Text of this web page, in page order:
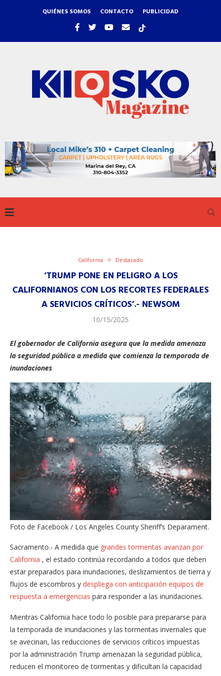
QUIÉNES SOMOS CONTACTO PUBLICIDAD
California Destacado
‘TRUMP PONE EN PELIGRO A LOS
CALIFORNIANOS CON LOS RECORTES FEDERALES
A SERVICIOS CRÍTICOS’.- NEWSOM
10/15/2025
El gobernador de California asegura que la medida amenaza
la seguridad pública a medida que comienza la temporada de
inundaciones
Foto de Facebook / Los Angeles County Sheriff’s Deparament.
Sacramento.- A medida que grandes tormentas avanzan por
California , el estado continúa recordando a todos que deben
estar preparados para inundaciones, deslizamientos de tierra y
flujos de escombros y despliega con anticipación equipos de
respuesta a emergencias para responder a las inundaciones.
Mientras California hace todo lo posible para prepararse para
la temporada de inundaciones y las tormentas invernales que
se avecinan, las reducciones de servicios críticos impuestas
por la administración Trump amenazan la seguridad pública,
reducen el monitoreo de tormentas y dificultan la capacidad